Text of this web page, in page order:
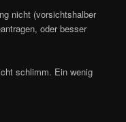
nicht (vorsichtshalber
oder besser
schlimm. Ein wenig